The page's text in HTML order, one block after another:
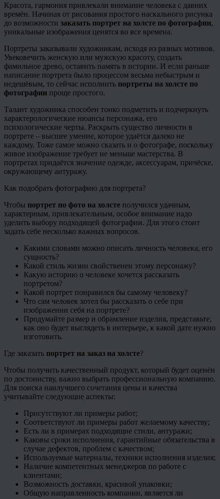
Красота, гармония привлекали внимание человека с давних
времён. Начиная от рисования простого наскального рисунка
до возможности заказать портрет на холсте по фотографии,
уникальные изображения ценятся во все времена.
Портреты заказывали художникам, исходя из разных мотивов.
Увековечить женскую или мужскую красоту, создать
фамильное древо, оставить память в истории. И если раньше
написание портрета было процессом весьма небыстрым и
недешёвым, то сейчас исполнить портреты на холсте по
фотографии проще простого.
Талант художника способен тонко подметить и подчеркнуть
характерологические нюансы персонажа, его
психологические черты. Раскрыть существо личности в
портрете – высшее умение, которое удаётся далеко не
каждому. Тоже самое можно сказать и о фотографе, поскольку
живое изображение требует не меньше мастерства. В
портретах придаётся значение одежде, аксессуарам, причёске,
окружающему антуражу.
Как подобрать фотографию для портрета?
Чтобы портрет по фото на холсте получился удачным,
характерным, привлекательным, особое внимание надо
уделить выбору подходящей фотографии. Для этого стоит
задать себе несколько важных вопросов.
Какими словами можно описать личность человека, его
сущность?
Какой стиль жизни свойственен этому персонажу?
Какую историю о человеке хочется рассказать
портретом?
Какой портрет понравился бы самому человеку?
Что сам человек хотел бы рассказать о себе при
изображении себя на портрете?
Продумайте размер и обрамление изделия, представьте,
как оно будет выглядеть в интерьере, к какой дате нужно
изготовить.
Где заказать портрет на заказ на холсте?
Чтобы получить качественный продукт, который будет оценён
по достоинству, важно выбрать профессиональную компанию.
Для поиска наилучшего сочетания цены и качества
учитывайте следующие аспекты:
Присутствуют ли примеры работ;
Соответствуют ли примеры работ желаемому качеству;
Есть ли в примерах подходящие стили, антуражи;
Каковы сроки исполнения, гарантийные обязательства в
случае дефектов, проблем с качеством;
Используемые материалы, техники исполнения изделия;
Наличие компетентных менеджеров по работе с
клиентами;
Возможность доставки, красивой упаковки;
Общую направленность компании, является ли